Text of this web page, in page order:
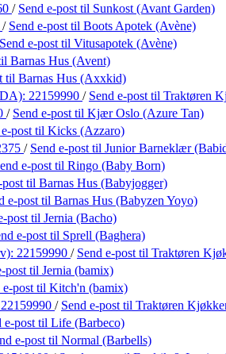
/ Send e-post til Sunkost (Avant Garden)
/ Send e-post til Boots Apotek (Avène)
Send e-post til Vitusapotek (Avène)
Barnas Hus (Avent)
til Barnas Hus (Axxkid)
22159990 / Send e-post til Traktøren
/ Send e-post til Kjær Oslo (Azure Tan)
post til Kicks (Azzaro)
/ Send e-post til Junior Barneklær
e-post til Ringo (Baby Born)
post til Barnas Hus (Babyjogger)
e-post til Barnas Hus (Babyzen Yoyo)
post til Jernia (Bacho)
e-post til Sprell (Baghera)
22159990 / Send e-post til Traktøren
post til Jernia (bamix)
e-post til Kitch'n (bamix)
22159990 / Send e-post til Traktøren
e-post til Life (Barbeco)
e-post til Normal (Barbells)